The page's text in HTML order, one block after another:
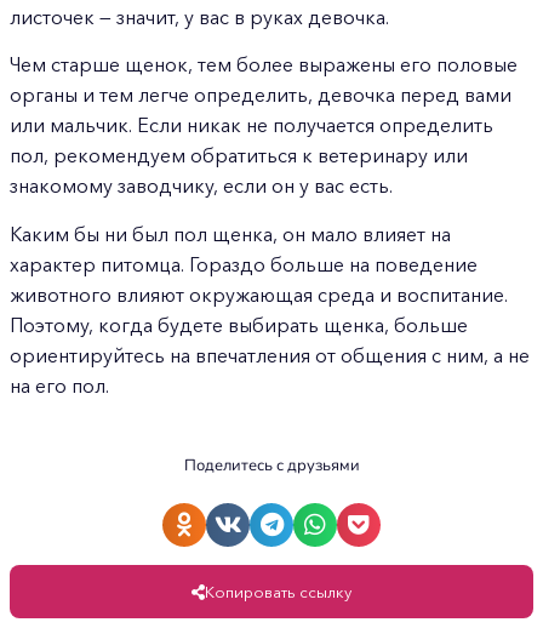
листочек — значит, у вас в руках девочка.
Чем старше щенок, тем более выражены его половые
органы и тем легче определить, девочка перед вами
или мальчик. Если никак не получается определить
пол, рекомендуем обратиться к ветеринару или
знакомому заводчику, если он у вас есть.
Каким бы ни был пол щенка, он мало влияет на
характер питомца. Гораздо больше на поведение
животного влияют окружающая среда и воспитание.
Поэтому, когда будете выбирать щенка, больше
ориентируйтесь на впечатления от общения с ним, а не
на его пол.
Поделитесь с друзьями
Копировать ссылку